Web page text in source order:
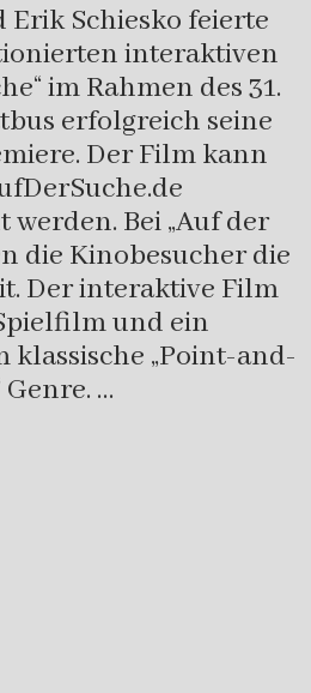
Schiesko feierte
interaktiven
im Rahmen des 31.
erfolgreich seine
Der Film kann
Bei „Auf der
die Kinobesucher die
Der interaktive Film
und ein
klassische „Point-and-
…